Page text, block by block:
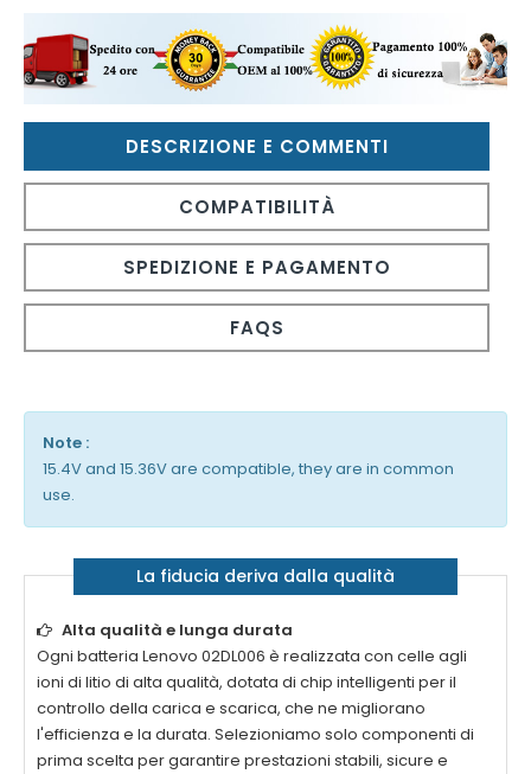
DESCRIZIONE E COMMENTI
COMPATIBILITÀ
SPEDIZIONE E PAGAMENTO
FAQS
Note :
15.4V and 15.36V are compatible, they are in common
use.
La fiducia deriva dalla qualità
Alta qualità e lunga durata
Ogni batteria Lenovo 02DL006 è realizzata con celle agli
ioni di litio di alta qualità, dotata di chip intelligenti per il
controllo della carica e scarica, che ne migliorano
l'efficienza e la durata. Selezioniamo solo componenti di
prima scelta per garantire prestazioni stabili, sicure e